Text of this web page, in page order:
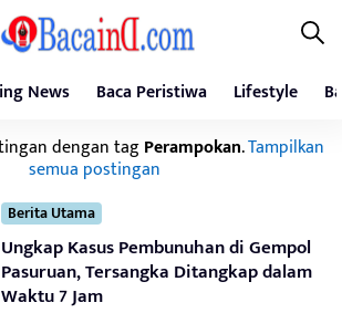
News Baca Peristiwa Lifestyle
dengan tagPerampokan.Tampilkan
semua postingan
Berita Utama
Ungkap Kasus Pembunuhan di Gempol
Pasuruan, Tersangka Ditangkap dalam
Waktu 7 Jam